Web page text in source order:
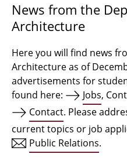
Qualification profile
Semester Programme
Internationales
Facilities
News from the
Architecture
Here you will find news
Architecture as of
advertisements for
found here:
Jobs,
Contact. Please
current topics or job
Public Relations.